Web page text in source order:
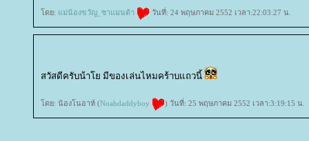
ดย: ม่น้องขวัญ_ซาแมนต้า วันที่: 24 พฤษภาคม 2552 เวลา:22:03:27 น.
สวัสดีครับน้าโย มีของเล่นไหมคร้าบแถวนี้
ดย: น้องโนอาห์ (Noahdaddyboy ) วันที่: 25 พฤษภาคม 2552 เวลา:3:19:15 น.